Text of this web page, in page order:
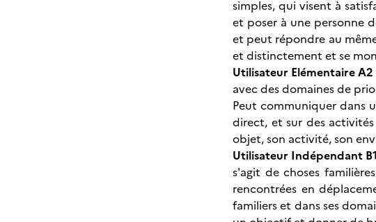
simples, qui visent à
et poser à une personne
et peut répondre au
et distinctement et se
Utilisateur Elémentaire A2
avec des domaines de
Peut communiquer dans
direct, et sur des activités
objet, son activité, son
Utilisateur Indépendant B1
s'agit de choses
rencontrées en
familiers et dans ses